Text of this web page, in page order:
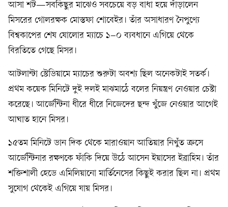
আসা শট—সবকিছুর মাঝেও সবচেয়ে বড় বাধা হয়ে দাঁড়ালেন
মিসরের গোলরক্ষক মোস্তফা শোবেইর। তাঁর অসাধারণ নৈপুণ্যে
বিশ্বকাপের শেষ ষোলোর ম্যাচে ১–০ ব্যবধানে এগিয়ে থেকে
বিরতিতে গেছে মিসর।
আটলান্টা স্টেডিয়ামে ম্যাচের শুরুটা অবশ্য ছিল অনেকটাই সতর্ক।
প্রথম কয়েক মিনিটে দুই দলই মাঝমাঠে বলের নিয়ন্ত্রণ নেওয়ার চেষ্টা
করেছে। আর্জেন্টিনা ধীরে ধীরে নিজেদের ছন্দ খুঁজে নেওয়ার আগেই
আঘাত হানে মিসর।
১৫তম মিনিটে ডান দিক থেকে মারাওয়ান আতিয়ার নিখুঁত ক্রসে
আর্জেন্টিনার রক্ষণকে ফাঁকি দিয়ে উঠে আসেন ইয়াসের ইব্রাহিম। তাঁর
শক্তিশালী হেডে এমিলিয়ানো মার্তিনেসের কিছুই করার ছিল না। প্রথম
সুযোগ থেকেই এগিয়ে যায় মিসর।